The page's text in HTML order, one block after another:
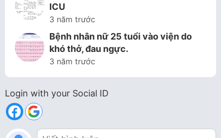
ICU
3 năm trước
Bệnh nhân nữ 25 tuổi vào viện do
khó thở, đau ngực.
3 năm trước
Login with your Social ID